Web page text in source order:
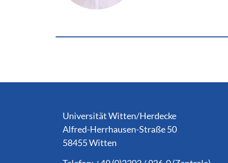
Universität Witten/Herdecke
Alfred-Herrhausen-Straße 50
58455 Witten